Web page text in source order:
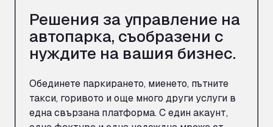
Решения за управление на
автопарка, съобразени с
нуждите на вашия бизнес.
Обединете паркирането, миенето, пътните
такси, горивото и още много други услуги в
една свързана платформа. С един акаунт,